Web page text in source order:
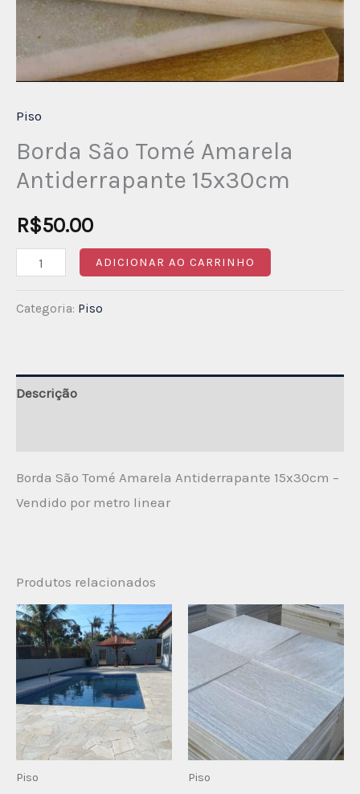
Piso
Borda São Tomé Amarela
Antiderrapante 15x30cm
R$50.00
ADICIONAR AO CARRINHO
Categoria: Piso
Descrição
Borda São Tomé Amarela Antiderrapante 15x30cm –
Vendido por metro linear
Produtos relacionados
Piso Piso